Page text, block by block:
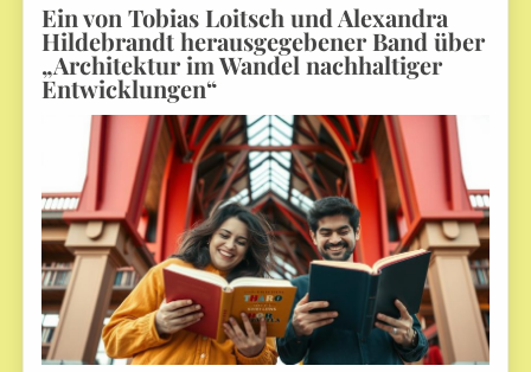
Ein von Tobias Loitsch und Alexandra
Hildebrandt herausgegebener Band über
„Architektur im Wandel nachhaltiger
Entwicklungen“